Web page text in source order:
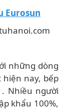
Eurosun
những dòng
hiện nay, bếp
Nhiều người
khẩu 100%,